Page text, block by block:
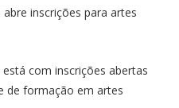
com inscrições abertas
de formação em artes